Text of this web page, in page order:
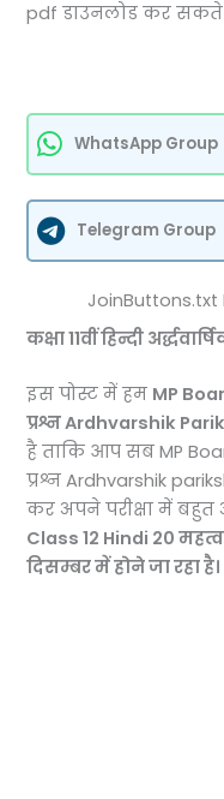
pdf डाउनलोड कर सकते
WhatsApp Group
Telegram Group
JoinButtons.txt
कक्षा 11वीं हिन्दी
इस पोस्ट में हम MP
प्रश्न Ardhvarshik
है ताकि आप सब MP
प्रश्न Ardhvarshik
कर अपने परीक्षा में
Class 12 Hindi 20
दिसम्बर में होने जा रहा है।